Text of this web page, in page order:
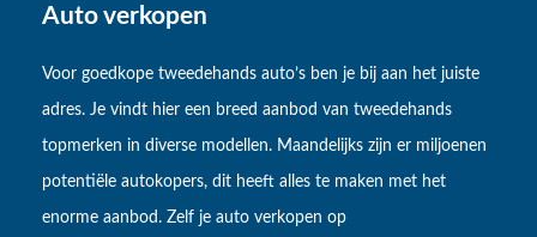
Auto verkopen
Voor goedkope tweedehands auto’s ben je bij aan het juiste
adres. Je vindt hier een breed aanbod van tweedehands
topmerken in diverse modellen. Maandelijks zijn er miljoenen
potentiële autokopers, dit heeft alles te maken met het
enorme aanbod. Zelf je auto verkopen op